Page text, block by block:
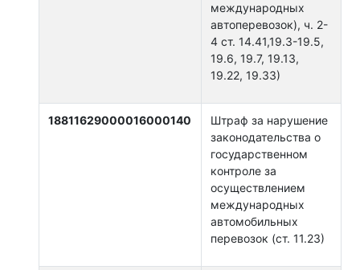
международных
автоперевозок), ч. 2-
4 ст. 14.41,19.3-19.5,
19.6, 19.7, 19.13,
19.22, 19.33)
18811629000016000140
Штраф за нарушение
законодательства о
государственном
контроле за
осуществлением
международных
автомобильных
перевозок (ст. 11.23)